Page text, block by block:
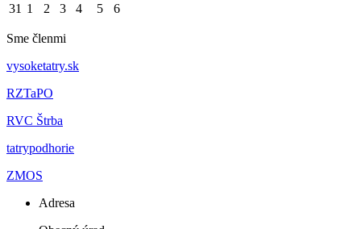
31 1 2 3 4 5 6
Sme členmi
vysoketatry.sk
RZTaPO
RVC Štrba
tatrypodhorie
ZMOS
Adresa